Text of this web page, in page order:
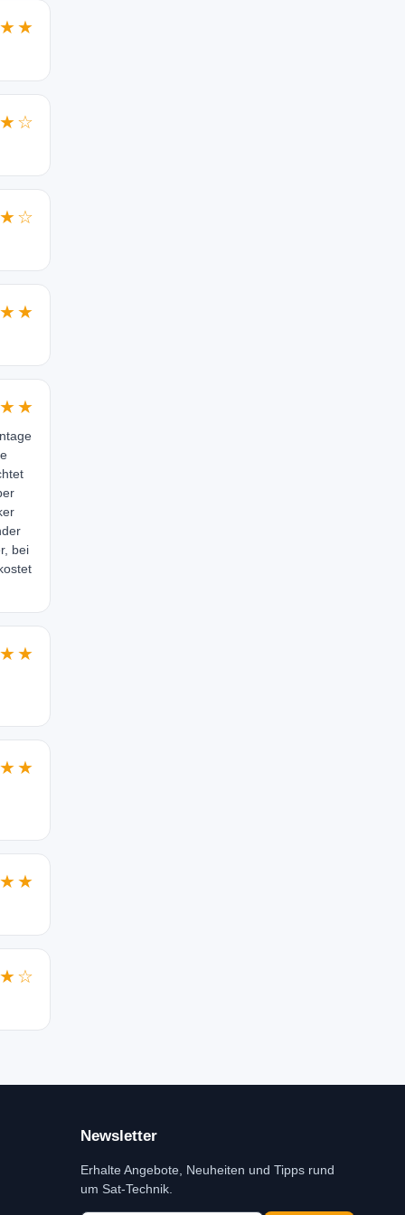
bei
Newsletter
Erhalte Angebote, Neuheiten und Tipps rund
um Sat-Technik.